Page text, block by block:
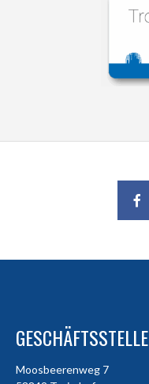
GESCHÄFTSSTELLE
Moosbeerenweg 7